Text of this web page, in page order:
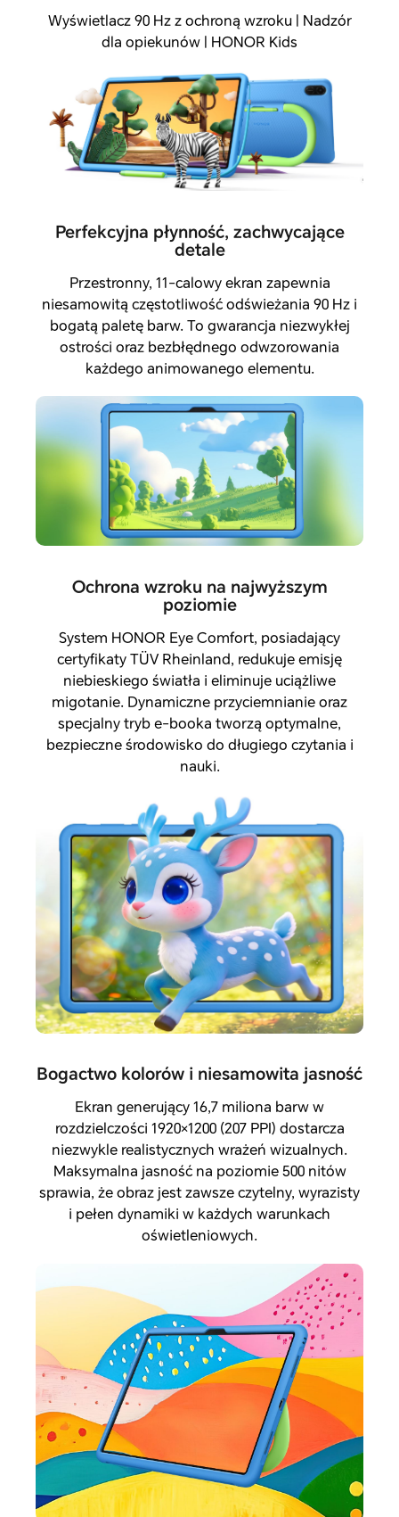
Wyświetlacz 90 Hz z ochroną wzroku | Nadzór
dla opiekunów | HONOR Kids
Perfekcyjna płynność, zachwycające
detale
Przestronny, 11-calowy ekran zapewnia
niesamowitą częstotliwość odświeżania 90 Hz i
bogatą paletę barw. To gwarancja niezwykłej
ostrości oraz bezbłędnego odwzorowania
każdego animowanego elementu.
Ochrona wzroku na najwyższym
poziomie
System HONOR Eye Comfort, posiadający
certyfikaty TÜV Rheinland, redukuje emisję
niebieskiego światła i eliminuje uciążliwe
migotanie. Dynamiczne przyciemnianie oraz
specjalny tryb e-booka tworzą optymalne,
bezpieczne środowisko do długiego czytania i
nauki.
Bogactwo kolorów i niesamowita jasność
Ekran generujący 16,7 miliona barw w
rozdzielczości 1920×1200 (207 PPI) dostarcza
niezwykle realistycznych wrażeń wizualnych.
Maksymalna jasność na poziomie 500 nitów
sprawia, że obraz jest zawsze czytelny, wyrazisty
i pełen dynamiki w każdych warunkach
oświetleniowych.